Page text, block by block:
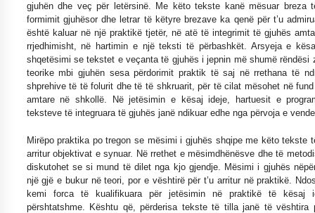
gjuhën dhe veç për letërsinë. Me këto tekste kanë mësuar breza
formimit gjuhësor dhe letrar të këtyre brezave ka qenë për t’u
është kaluar në një praktikë tjetër, në atë të integrimit të gjuhës
rrjedhimisht, në hartimin e një teksti të përbashkët. Arsyeja e
shqetësimi se tekstet e veçanta të gjuhës i jepnin më shumë rëndësi
teorike mbi gjuhën sesa përdorimit praktik të saj në rrethana të
shprehive të të folurit dhe të të shkruarit, për të cilat mësohet në
amtare në shkollë. Në jetësimin e kësaj ideje, hartuesit e
teksteve të integruara të gjuhës janë ndikuar edhe nga përvoja e
Mirëpo praktika po tregon se mësimi i gjuhës shqipe me këto tekste
arritur objektivat e synuar. Në rrethet e mësimdhënësve dhe të
diskutohet se si mund të dilet nga kjo gjendje. Mësimi i gjuhës
një gjë e bukur në teori, por e vështirë për t’u arritur në praktikë.
kemi forca të kualifikuara për jetësimin në praktikë të kësaj
përshtatshme. Kështu që, përderisa tekste të tilla janë të vështira